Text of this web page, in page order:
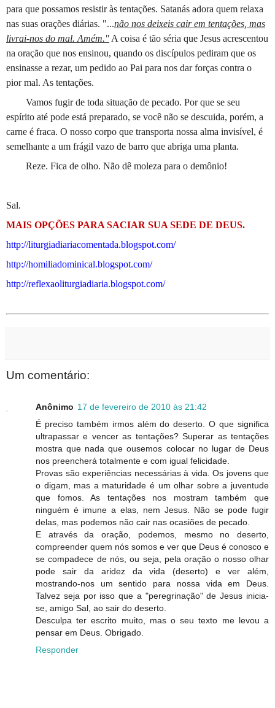
para que possamos resistir às tentações. Satanás adora quem relaxa
nas suas orações diárias. "...não nos deixeis cair em tentações, mas
livrai-nos do mal. Amém." A coisa é tão séria que Jesus acrescentou
na oração que nos ensinou, quando os discípulos pediram que os
ensinasse a rezar, um pedido ao Pai para nos dar forças contra o
pior mal. As tentações.
Vamos fugir de toda situação de pecado. Por que se seu
espírito até pode está preparado, se você não se descuida, porém, a
carne é fraca. O nosso corpo que transporta nossa alma invisível, é
semelhante a um frágil vazo de barro que abriga uma planta.
Reze. Fica de olho. Não dê moleza para o demônio!
Sal.
MAIS OPÇÕES PARA SACIAR SUA SEDE DE DEUS.
http://liturgiadiariacomentada.blogspot.com/
http://homiliadominical.blogspot.com/
http://reflexaoliturgiadiaria.blogspot.com/
Um comentário:
Anônimo 17 de fevereiro de 2010 às 21:42
É preciso também irmos além do deserto. O que significa
ultrapassar e vencer as tentações? Superar as tentações
mostra que nada que ousemos colocar no lugar de Deus
nos preencherá totalmente e com igual felicidade.
Provas são experiências necessárias à vida. Os jovens que
o digam, mas a maturidade é um olhar sobre a juventude
que fomos. As tentações nos mostram também que
ninguém é imune a elas, nem Jesus. Não se pode fugir
delas, mas podemos não cair nas ocasiões de pecado.
E através da oração, podemos, mesmo no deserto,
compreender quem nós somos e ver que Deus é conosco e
se compadece de nós, ou seja, pela oração o nosso olhar
pode sair da aridez da vida (deserto) e ver além,
mostrando-nos um sentido para nossa vida em Deus.
Talvez seja por isso que a "peregrinação" de Jesus inicia-
se, amigo Sal, ao sair do deserto.
Desculpa ter escrito muito, mas o seu texto me levou a
pensar em Deus. Obrigado.
Responder